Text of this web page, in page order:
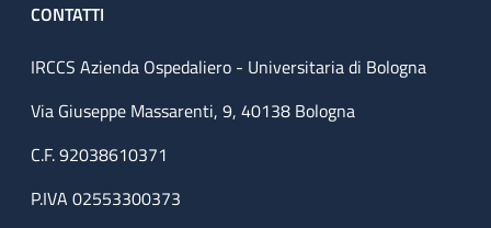
CONTATTI
IRCCS Azienda Ospedaliero - Universitaria di Bologna
Via Giuseppe Massarenti, 9, 40138 Bologna
C.F. 92038610371
P.IVA 02553300373